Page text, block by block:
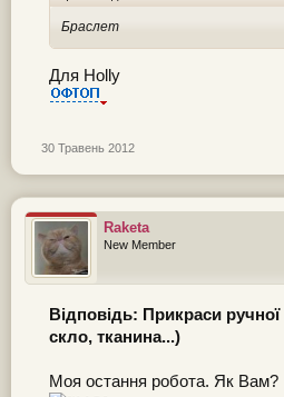
Браслет
Для Holly
30 Травень 2012
Raketa
New Member
Відповідь: Прикраси
скло, тканина...)
Моя остання робота. Як Вам?